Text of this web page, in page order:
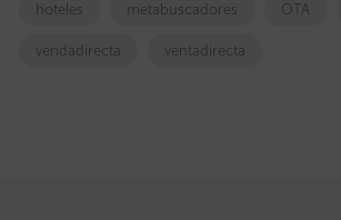
hoteles metabuscadores OTA
vendadirecta ventadirecta